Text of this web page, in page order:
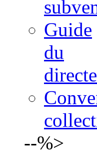
Guide
du
--%>